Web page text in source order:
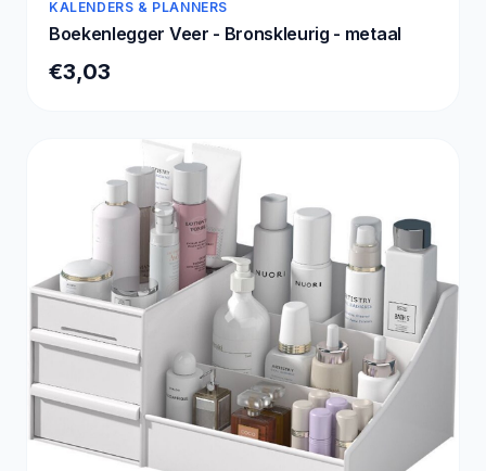
KALENDERS & PLANNERS
Boekenlegger Veer - Bronskleurig - metaal
€3,03